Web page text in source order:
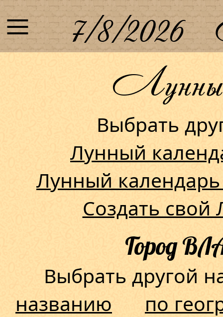
≡ 7/8/2026
Лунный
Выбрать
Лунный
Лунный
Создать
Город
Выбрать другой
названию
по